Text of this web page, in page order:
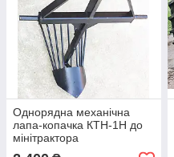
Однорядна механічна
лапа-копачка КТН-1Н до
мінітрактора